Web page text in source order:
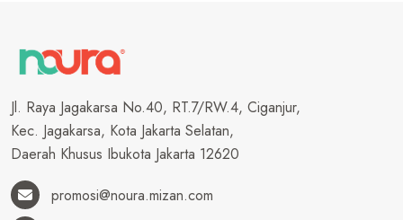
Jl. Raya Jagakarsa No.40, RT.7/RW.4, Ciganjur,
Kec. Jagakarsa, Kota Jakarta Selatan,
Daerah Khusus Ibukota Jakarta 12620
promosi@noura.mizan.com